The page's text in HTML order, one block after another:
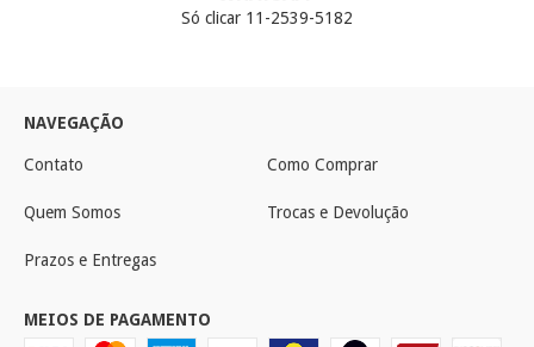
Só clicar 11-2539-5182
NAVEGAÇÃO
Contato Como Comprar
Quem Somos Trocas e Devolução
Prazos e Entregas
MEIOS DE PAGAMENTO